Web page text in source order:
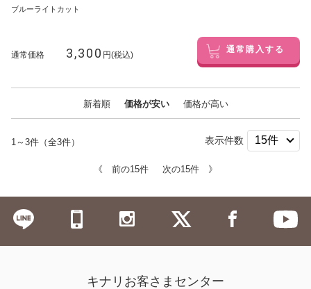
ブルーライトカット
通常価格 3,300 円(税込) 通常購入する
新着順 価格が安い 価格が高い
1～3件（全3件） 表示件数
《 前の15件 次の15件 》
キナリお客さまセンター